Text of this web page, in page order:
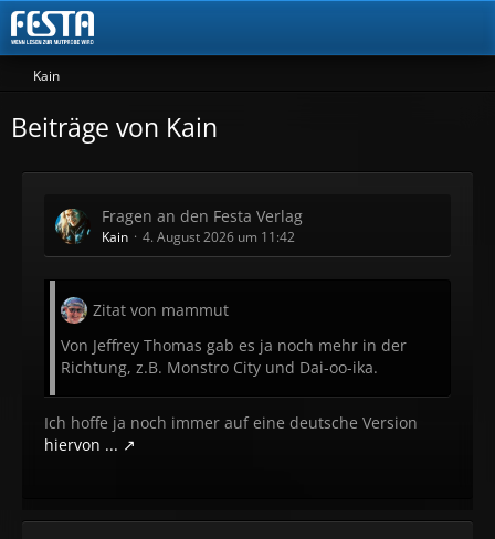
Kain
Beiträge von Kain
Fragen an den Festa Verlag
Kain 4. August 2026 um 11:42
Zitat von mammut
Von Jeffrey Thomas gab es ja noch mehr in der
Richtung, z.B. Monstro City und Dai-oo-ika.
Ich hoffe ja noch immer auf eine deutsche Version
hiervon ...